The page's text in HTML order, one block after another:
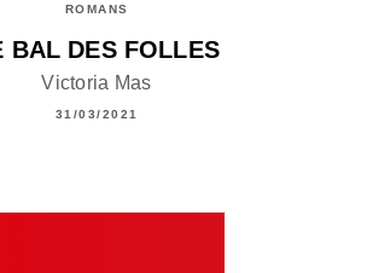
ROMANS
BAL DES FOLLES
Victoria Mas
31/03/2021